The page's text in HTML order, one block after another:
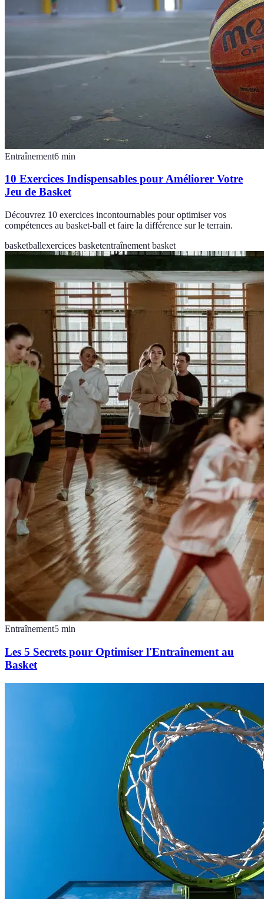
Entraînement6 min
10 Exercices Indispensables pour Améliorer Votre
Jeu de Basket
Découvrez 10 exercices incontournables pour optimiser vos
compétences au basket-ball et faire la différence sur le terrain.
basketballexercices basketentraînement basket
Entraînement5 min
Les 5 Secrets pour Optimiser l'Entraînement au
Basket